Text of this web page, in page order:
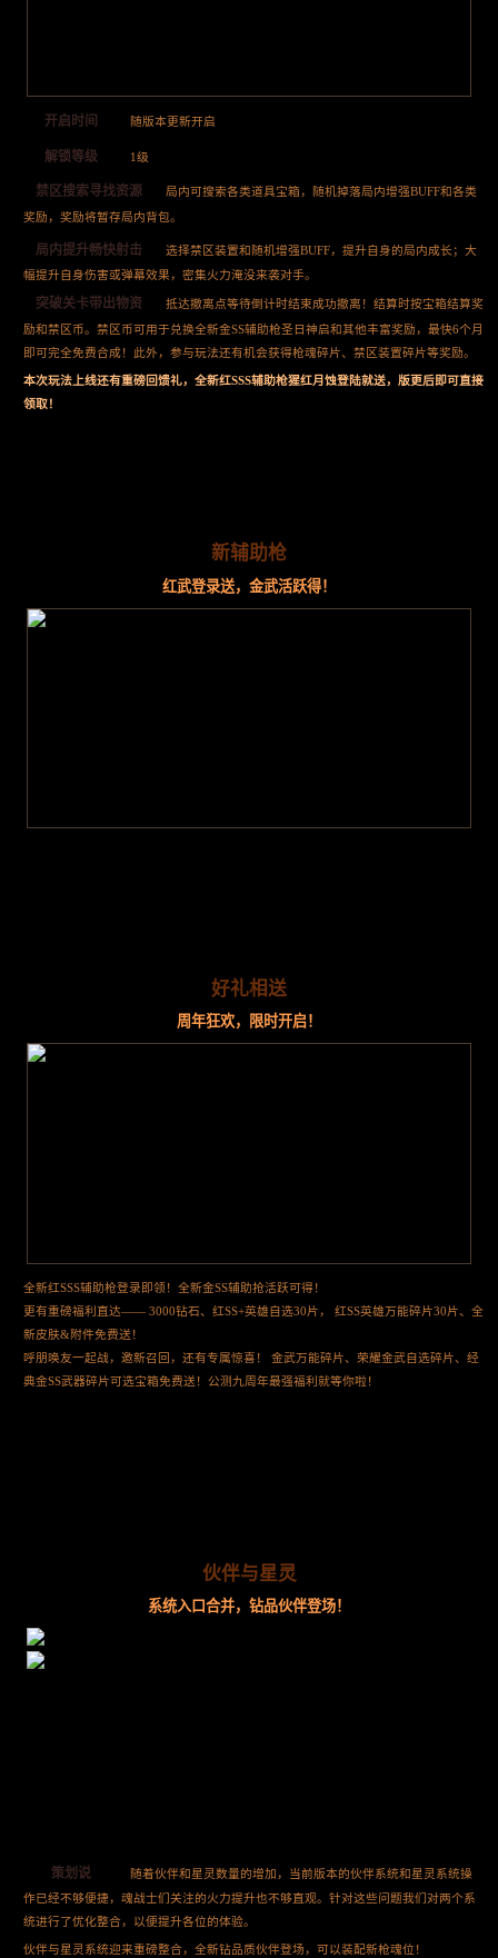
开启时间 随版本更新开启
解锁等级 1级
禁区搜索寻找资源
局内可搜索各类道具宝箱，随机掉落局内增强BUFF和各类
奖励，奖励将暂存局内背包。
局内提升畅快射击
选择禁区装置和随机增强BUFF，提升自身的局内成长；大
幅提升自身伤害或弹幕效果，密集火力淹没来袭对手。
突破关卡带出物资
抵达撤离点等待倒计时结束成功撤离！结算时按宝箱结算奖
励和禁区币。禁区币可用于兑换全新金SS辅助枪圣日神启和其他丰富奖励，最快6个月
即可完全免费合成！此外，参与玩法还有机会获得枪魂碎片、禁区装置碎片等奖励。
本次玩法上线还有重磅回馈礼，全新红SSS辅助枪猩红月蚀登陆就送，版更后即可直接
领取！
新辅助枪
红武登录送，金武活跃得！
好礼相送
周年狂欢，限时开启！
全新红SSS辅助枪登录即领！全新金SS辅助抢活跃可得！
更有重磅福利直达—— 3000钻石、红SS+英雄自选30片， 红SS英雄万能碎片30片、全
新皮肤&附件免费送！
呼朋唤友一起战，邀新召回，还有专属惊喜！ 金武万能碎片、荣耀金武自选碎片、经
典金SS武器碎片可选宝箱免费送！公测九周年最强福利就等你啦！
伙伴与星灵
系统入口合并，钻品伙伴登场！
策划说
随着伙伴和星灵数量的增加，当前版本的伙伴系统和星灵系统操
作已经不够便捷，魂战士们关注的火力提升也不够直观。针对这些问题我们对两个系
统进行了优化整合，以便提升各位的体验。
伙伴与星灵系统迎来重磅整合，全新钻品质伙伴登场，可以装配新枪魂位！